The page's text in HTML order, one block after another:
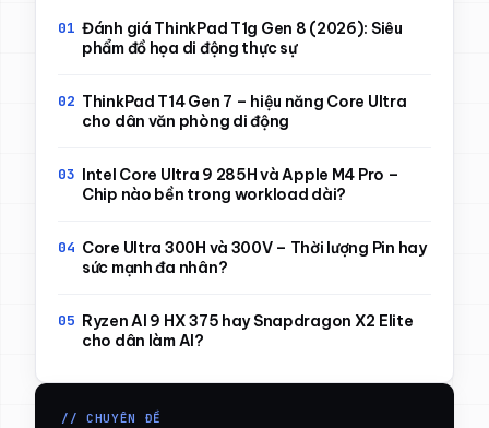
Đánh giá ThinkPad T1g Gen 8 (2026): Siêu
phẩm đồ họa di động thực sự
ThinkPad T14 Gen 7 – hiệu năng Core Ultra
cho dân văn phòng di động
Intel Core Ultra 9 285H và Apple M4 Pro –
Chip nào bền trong workload dài?
Core Ultra 300H và 300V – Thời lượng Pin hay
sức mạnh đa nhân?
Ryzen AI 9 HX 375 hay Snapdragon X2 Elite
cho dân làm AI?
// CHUYÊN ĐỀ